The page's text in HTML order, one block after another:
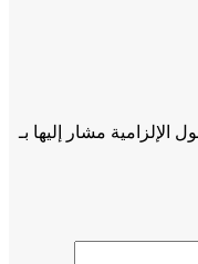
الإلزامية مشار إليها بـ